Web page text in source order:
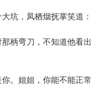
，凤栖烟抚掌笑道：
柄弯刀，不知道他看出
。姐姐，你能不能正常